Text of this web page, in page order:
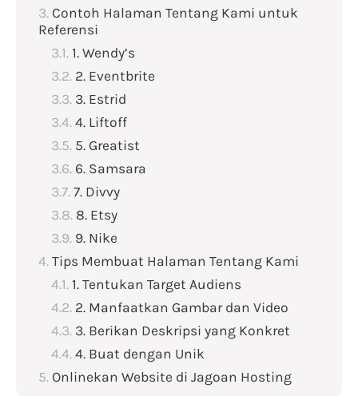
Contoh Halaman Tentang Kami untuk
Referensi
1. Wendy’s
2. Eventbrite
3. Estrid
4. Liftoff
5. Greatist
6. Samsara
7. Divvy
8. Etsy
9. Nike
Tips Membuat Halaman Tentang Kami
1. Tentukan Target Audiens
2. Manfaatkan Gambar dan Video
3. Berikan Deskripsi yang Konkret
4. Buat dengan Unik
Onlinekan Website di Jagoan Hosting